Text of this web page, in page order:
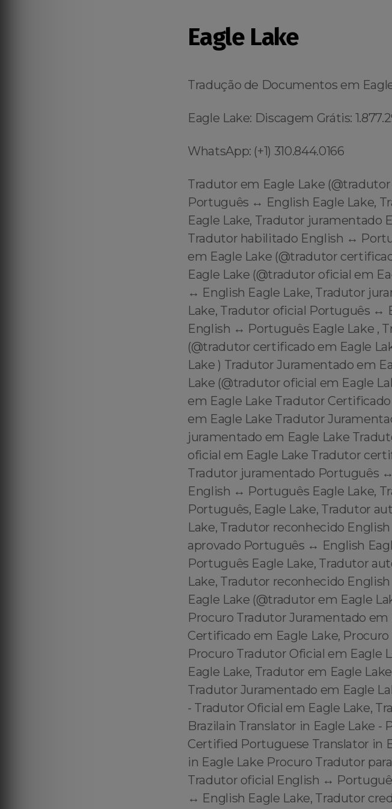
Eagle Lake
Tradução de Documentos em
Eagle Lake: Discagem Grátis:
WhatsApp: (+1) 310.844.0166
Tradutor em Eagle Lake
Português ↔️ English Eagle Lake,
Eagle Lake, Tradutor juramentado
Tradutor habilitado English ↔️
em Eagle Lake (@tradutor
Eagle Lake (@tradutor oficial em
↔️ English Eagle Lake, Tradutor
Lake, Tradutor oficial Português ↔️
English ↔️ Português Eagle Lake ,
(@tradutor certificado em Eagle
Lake ) Tradutor Juramentado em
Lake (@tradutor oficial em Eagle
em Eagle Lake Tradutor
em Eagle Lake Tradutor
juramentado em Eagle Lake
oficial em Eagle Lake Tradutor
Tradutor juramentado Português
English ↔️ Português Eagle Lake,
Português, Eagle Lake, Tradutor
Lake, Tradutor reconhecido
aprovado Português ↔️ English
Português Eagle Lake, Tradutor
Lake, Tradutor reconhecido
Eagle Lake (@tradutor em Eagle
Procuro Tradutor Juramentado em
Certificado em Eagle Lake,
Procuro Tradutor Oficial em Eagle
Eagle Lake, Tradutor em Eagle
Tradutor Juramentado em Eagle
- Tradutor Oficial em Eagle Lake,
Brazilain Translator in Eagle Lake -
Certified Portuguese Translator in
in Eagle Lake Procuro Tradutor
Tradutor oficial English ↔️
↔️ English Eagle Lake, Tradutor